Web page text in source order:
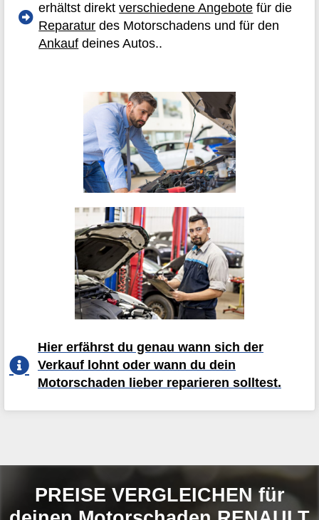
erhältst direktverschiedene Angebote für die
Reparatur des Motorschadens und für den
Ankauf deines Autos..
Hier erfährst du genau wann sich der
Verkauf lohnt oder wann du dein
Motorschaden lieber reparieren solltest.
PREISE VERGLEICHEN für